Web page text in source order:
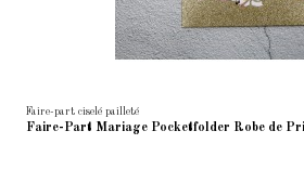
Faire-part ciselé pailleté
Faire-Part Mariage Pocketfolder Robe de